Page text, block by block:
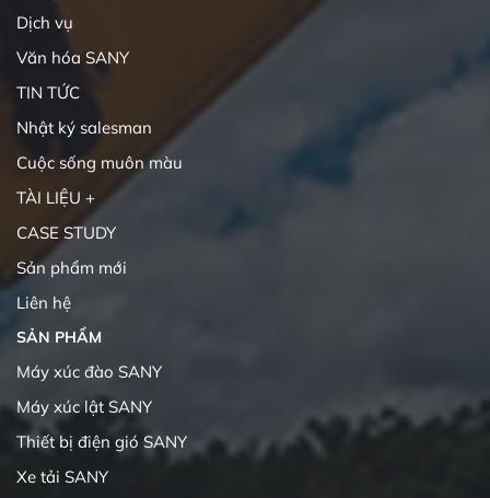
Dịch vụ
Văn hóa SANY
TIN TỨC
Nhật ký salesman
Cuộc sống muôn màu
TÀI LIỆU +
CASE STUDY
Sản phẩm mới
Liên hệ
SẢN PHẨM
Máy xúc đào SANY
Máy xúc lật SANY
Thiết bị điện gió SANY
Xe tải SANY